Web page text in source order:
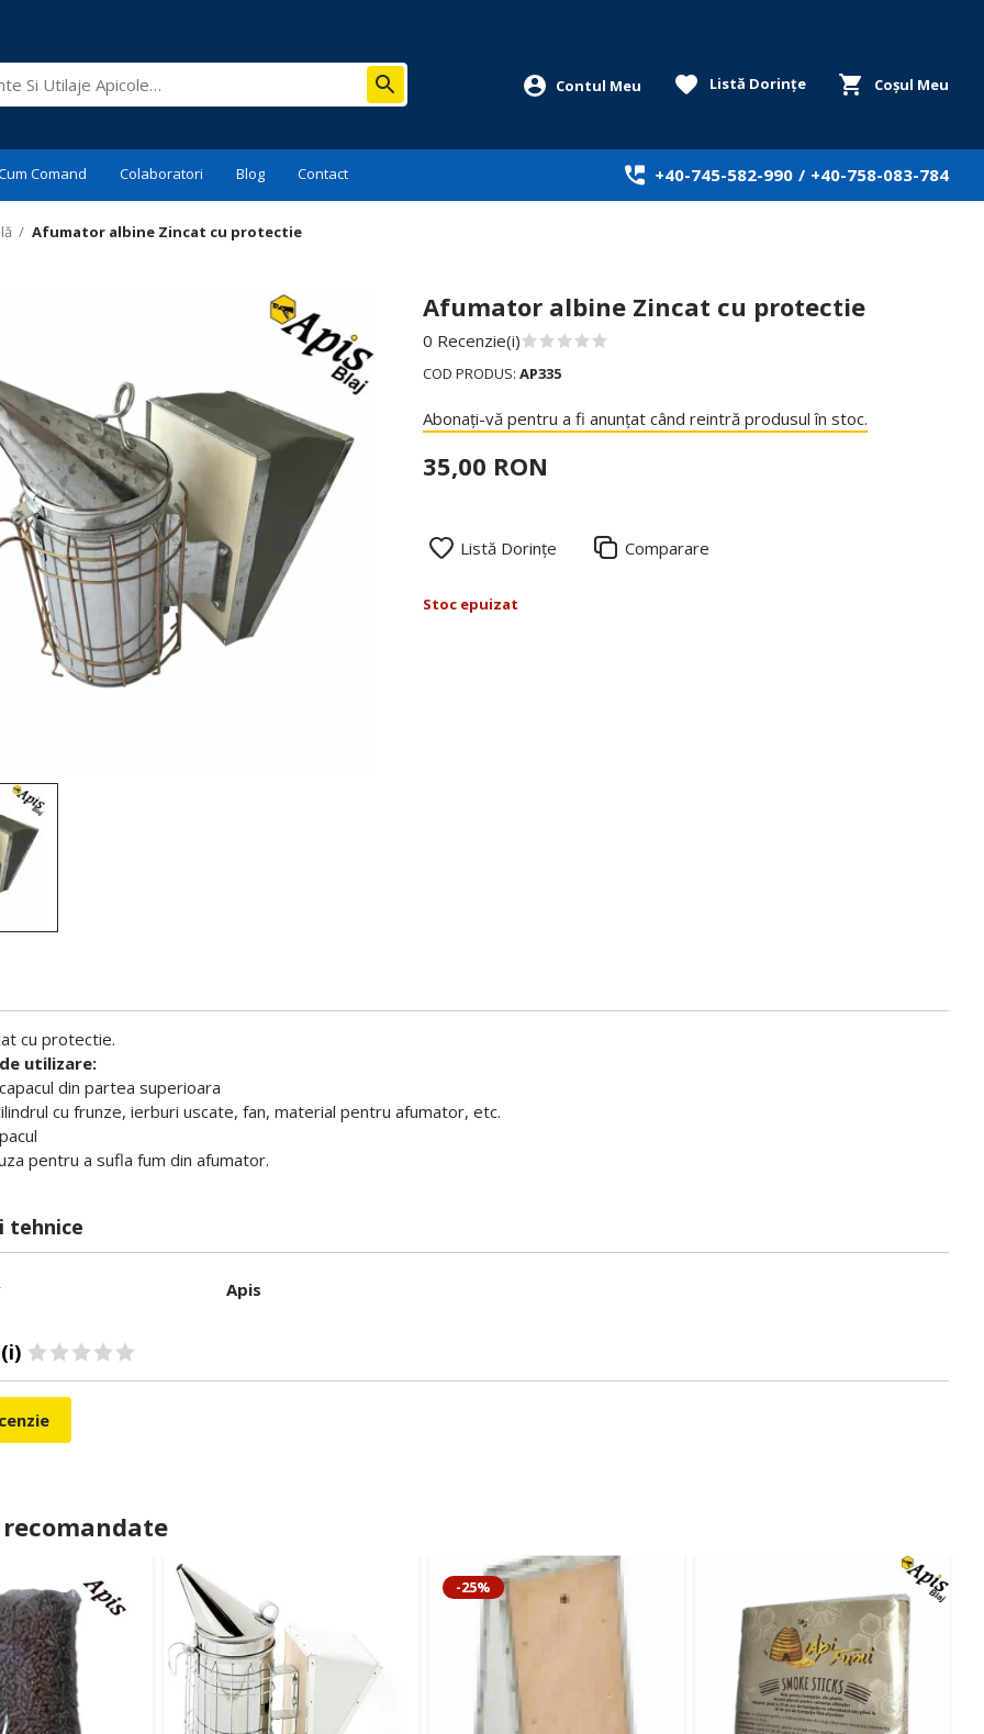
Coșul Meu
Listă Dorințe
Comand Colaboratori Blog Contact +40-745-582-990 / +40-758-083-784
/ Afumator albine Zincat cu protectie
Afumator albine Zincat cu protectie
0 Recenzie(i)
COD PRODUS:AP335
Abonați-vă pentru a fi anunțat când reintră produsul în stoc.
35,00 RON
Listă Dorințe Comparare
Stoc epuizat
cu protectie.
utilizare:
din partea superioara
cu frunze, ierburi uscate, fan, material pentru afumator, etc.
pentru a sufla fum din afumator.
tehnice
Apis
recomandate
-25%